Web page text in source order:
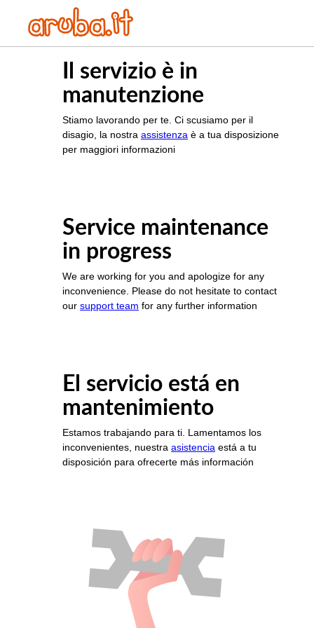
Il servizio è in
manutenzione
Stiamo lavorando per te. Ci scusiamo per il
disagio, la nostra assistenza è a tua disposizione
per maggiori informazioni
Service maintenance
in progress
We are working for you and apologize for any
inconvenience. Please do not hesitate to contact
our support team for any further information
El servicio está en
mantenimiento
Estamos trabajando para ti. Lamentamos los
inconvenientes, nuestra asistencia está a tu
disposición para ofrecerte más información